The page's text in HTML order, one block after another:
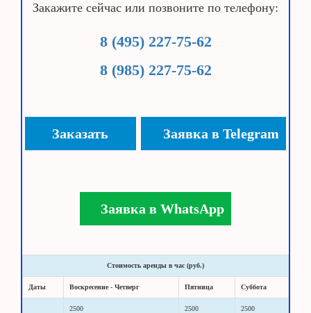
Закажите сейчас или позвоните по телефону:
8 (495) 227-75-62
8 (985) 227-75-62
Заказать Заявка в Telegram
Заявка в WhatsApp
Стоимость аренды в час (руб.)
Даты Воскресение - Четверг Пятница Суббота
2500 2500 2500